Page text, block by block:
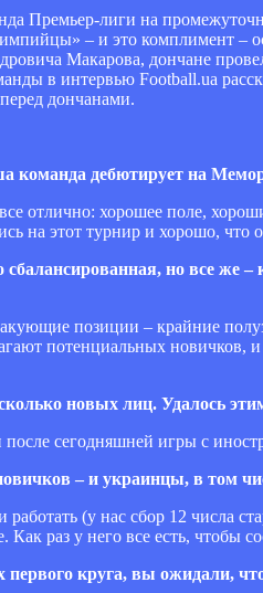
Премьер-лиги на
– и это комплимент –
Макарова, дончане
в интервью Football.ua
дончанами.
команда дебютирует на
отлично: хорошее поле,
на этот турнир и хорошо, что
но все же
позиции – крайние
потенциальных
новых лиц. Удалось
сегодняшней игры с
– и украинцы, в том
(у нас сбор 12 числа
Как раз у него все есть, чтобы
первого круга, вы ожидали,